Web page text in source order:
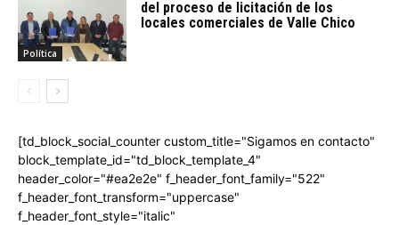
Política
del proceso de licitación de los
locales comerciales de Valle Chico
[td_block_social_counter custom_title="Sigamos en contacto"
block_template_id="td_block_template_4"
header_color="#ea2e2e" f_header_font_family="522"
f_header_font_transform="uppercase"
f_header_font_style="italic"